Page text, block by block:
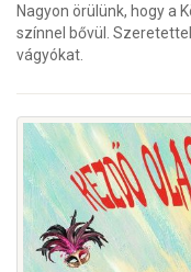
Nagyon örülünk, hogy a
színnel bővül.
vágyókat.